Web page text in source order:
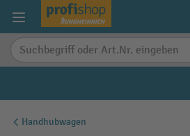
springen
Handhubwagen